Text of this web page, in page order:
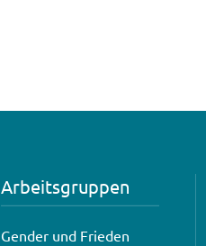
Arbeitsgruppen
Gender und Frieden